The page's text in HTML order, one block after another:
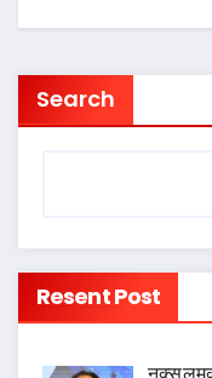
Search
Resent Post